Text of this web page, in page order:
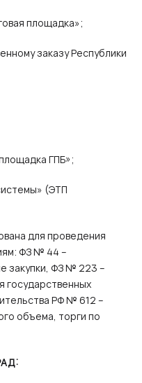
площадка»;
заказу Республики
ГПБ»;
(ЭТП
для проведения
ФЗ № 44 –
закупки, ФЗ № 223 –
государственных
РФ № 612 –
объема, торги по